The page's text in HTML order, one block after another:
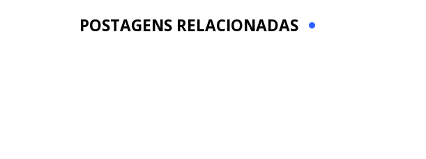
POSTAGENS RELACIONADAS